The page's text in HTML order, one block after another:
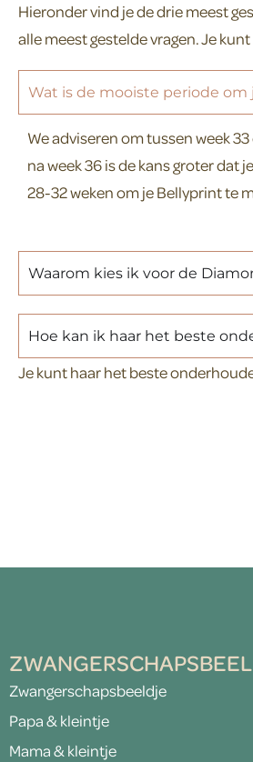
Hieronder vind je de drie meest
alle meest gestelde vragen. Je
Wat is de mooiste periode
We adviseren om tussen week
na week 36 is de kans groter dat
28-32 weken om je Bellyprint te
Waarom kies ik voor de
Hoe kan ik haar het beste
Je kunt haar het beste
Zwangerschapsbeeldje
Papa & kleintje
Mama & kleintje